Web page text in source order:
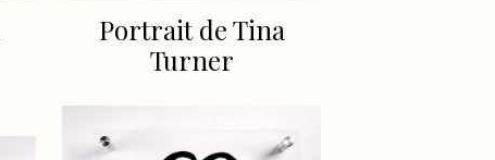
Portrait de Tina
Turner